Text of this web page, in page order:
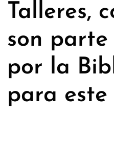
Talleres,
son
por la
para este